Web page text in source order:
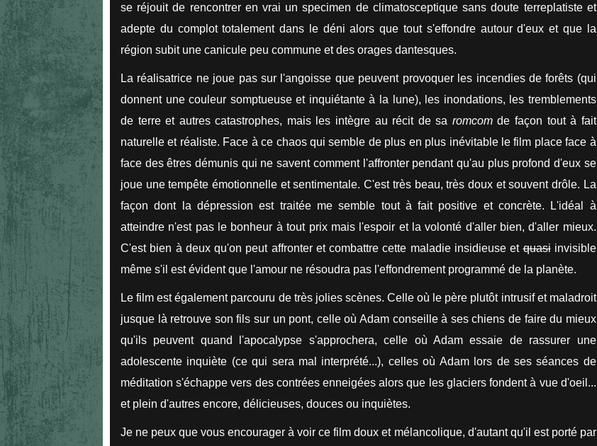
se réjouit de rencontrer en vrai un specimen de climatosceptique sans doute terreplatiste et
adepte du complot totalement dans le déni alors que tout s'effondre autour d'eux et que la
région subit une canicule peu commune et des orages dantesques.
La réalisatrice ne joue pas sur l'angoisse que peuvent provoquer les incendies de forêts (qui
donnent une couleur somptueuse et inquiétante à la lune), les inondations, les tremblements
de terre et autres catastrophes, mais les intègre au récit de sa romcomde façon tout à fait
naturelle et réaliste. Face à ce chaos qui semble de plus en plus inévitable le film place face à
face des êtres démunis qui ne savent comment l'affronter pendant qu'au plus profond d'eux se
joue une tempête émotionnelle et sentimentale. C'est très beau, très doux et souvent drôle. La
façon dont la dépression est traitée me semble tout à fait positive et concrète. L'idéal à
atteindre n'est pas le bonheur à tout prix mais l'espoir et la volonté d'aller bien, d'aller mieux.
C'est bien à deux qu'on peut affronter et combattre cette maladie insidieuse etquasiinvisible
même s'il est évident que l'amour ne résoudra pas l'effondrement programmé de la planète.
Le film est également parcouru de très jolies scènes. Celle où le père plutôt intrusif et maladroit
jusque là retrouve son fils sur un pont, celle où Adam conseille à ses chiens de faire du mieux
qu'ils peuvent quand l'apocalypse s'approchera, celle où Adam essaie de rassurer une
adolescente inquiète (ce qui sera mal interprété...), celles où Adam lors de ses séances de
méditation s'échappe vers des contrées enneigées alors que les glaciers fondent à vue d'oeil...
et plein d'autres encore, délicieuses, douces ou inquiètes.
Je ne peux que vous encourager à voir ce film doux et mélancolique, d'autant qu'il est porté par